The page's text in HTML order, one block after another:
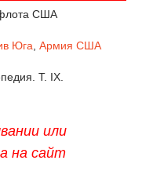
США
Юга Армия США
T. IX.
или
на сайт